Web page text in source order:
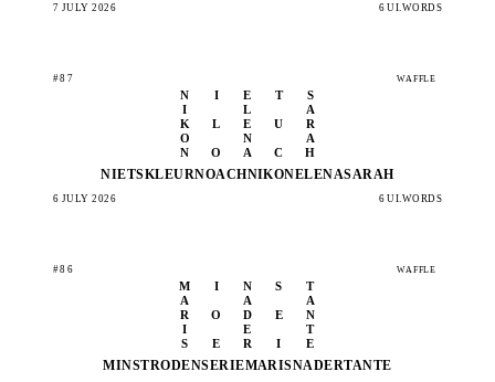
7 JULY 2026 6 UI.WORDS
#87 WAFFLE
N I E T
S
I
L
A
K
L E U
R
O
N
A
N
O A C H
NIETSKLEURNOACHNIKONELENASARAH
6 JULY 2026 6 UI.WORDS
#86 WAFFLE
M I N S
T
A
A
A
R
O D E
N
I
E
T
S
E R I E
MINSTRODENSERIEMARISNADERTANTE